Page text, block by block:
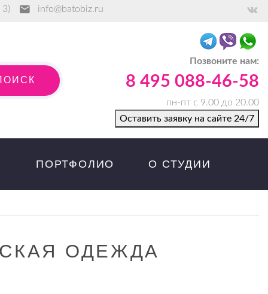
3) info@batobiz.ru
О И С К
Позвоните нам:
8 495 088-46-58
пн-пт с 9.00 до 20.00
Оставить заявку на сайте 24/7
ПОРТФОЛИО О СТУДИИ
ОДЕЖДА